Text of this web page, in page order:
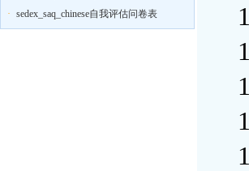
· sedex_saq_chinese自我评估问卷表